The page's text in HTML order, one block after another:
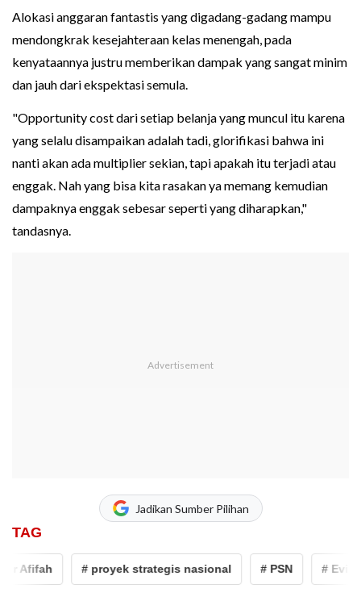
Alokasi anggaran fantastis yang digadang-gadang mampu
mendongkrak kesejahteraan kelas menengah, pada
kenyataannya justru memberikan dampak yang sangat minim
dan jauh dari ekspektasi semula.
"Opportunity cost dari setiap belanja yang muncul itu karena
yang selalu disampaikan adalah tadi, glorifikasi bahwa ini
nanti akan ada multiplier sekian, tapi apakah itu terjadi atau
enggak. Nah yang bisa kita rasakan ya memang kemudian
dampaknya enggak sebesar seperti yang diharapkan,"
tandasnya.
Jadikan Sumber Pilihan
TAG
Afifah # proyek strategis nasional # PSN # Evi